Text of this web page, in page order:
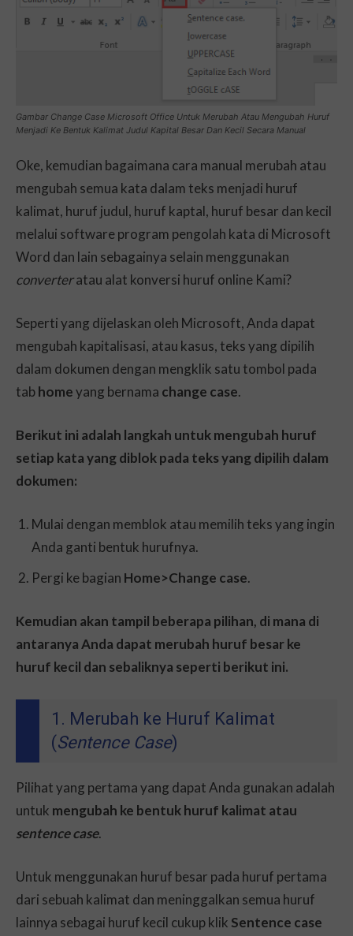
Gambar Change Case Microsoft Office Untuk Merubah Atau Mengubah Huruf
Menjadi Ke Bentuk Kalimat Judul Kapital Besar Dan Kecil Secara Manual
Oke, kemudian bagaimana cara manual merubah atau
mengubah semua kata dalam teks menjadi huruf
kalimat, huruf judul, huruf kaptal, huruf besar dan kecil
melalui software program pengolah kata di Microsoft
Word dan lain sebagainya selain menggunakan
converteratau alat konversi huruf online Kami?
Seperti yang dijelaskan oleh Microsoft, Anda dapat
mengubah kapitalisasi, atau kasus, teks yang dipilih
dalam dokumen dengan mengklik satu tombol pada
tabhomeyang bernama change case.
Berikut ini adalah langkah untuk mengubah huruf
setiap kata yang diblok pada teks yang dipilih dalam
dokumen:
Mulai dengan memblok atau memilih teks yang ingin
Anda ganti bentuk hurufnya.
Pergi ke bagian Home>Change case.
Kemudian akan tampil beberapa pilihan, di mana di
antaranya Anda dapat merubah huruf besar ke
huruf kecil dan sebaliknya seperti berikut ini.
1. Merubah ke Huruf Kalimat
(Sentence Case)
Pilihat yang pertama yang dapat Anda gunakan adalah
untuk mengubah ke bentuk huruf kalimat atau
sentence case.
Untuk menggunakan huruf besar pada huruf pertama
dari sebuah kalimat dan meninggalkan semua huruf
lainnya sebagai huruf kecil cukup klik Sentence case